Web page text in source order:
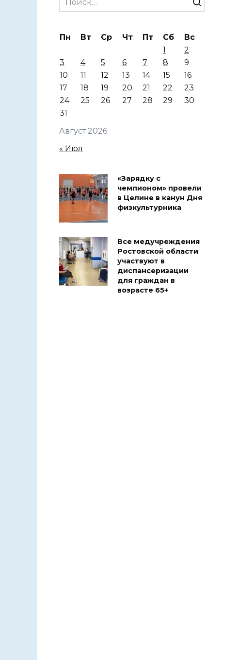
for:
Август 2026
Пн Вт Ср Чт Пт Сб
Вс
1
2
3
4 5 6 7 8
9
10
11 12 13 14 15
16
17
18 19 20 21 22
23
24
25 26 27 28 29
30
31
« Июл
«Зарядку с
чемпионом» провели
в Целине в канун Дня
физкультурника
Все медучреждения
Ростовской области
участвуют в
диспансеризации
для граждан в
возрасте 65+